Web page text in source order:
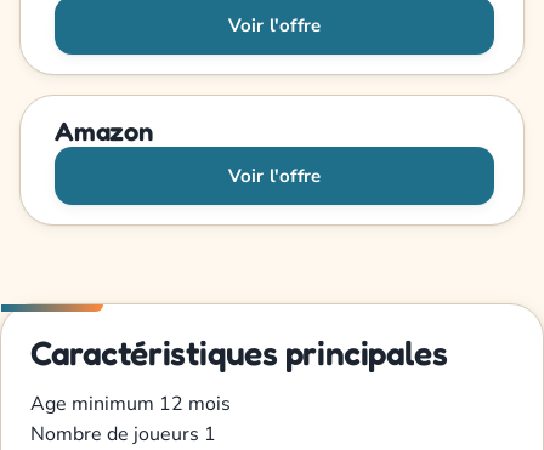
Voir l'offre
Amazon
Voir l'offre
Caractéristiques principales
Age minimum 12 mois
Nombre de joueurs 1